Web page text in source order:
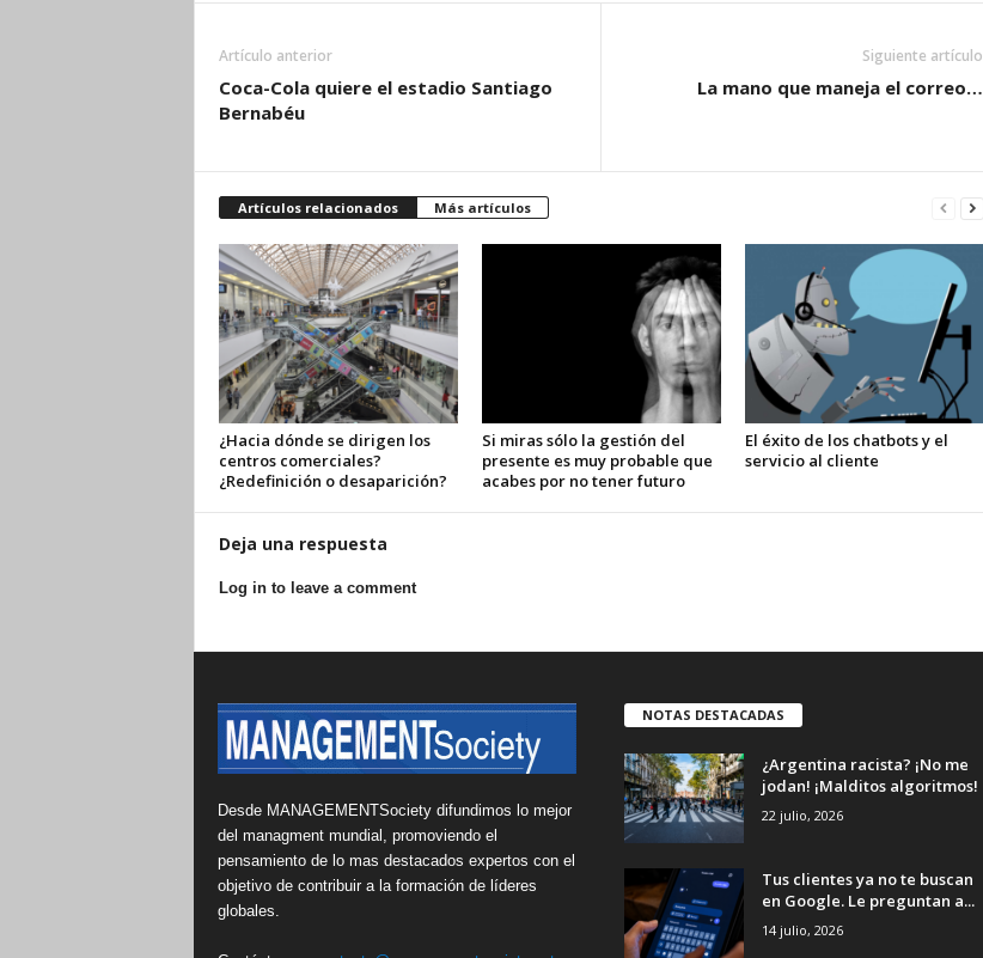
Artículo anterior
Coca-Cola quiere el estadio Santiago
Bernabéu
Siguiente artículo
La mano que maneja el correo…
Artículos relacionados Más artículos
¿Hacia dónde se dirigen los
centros comerciales?
¿Redefinición o desaparición?
Si miras sólo la gestión del
presente es muy probable que
acabes por no tener futuro
El éxito de los chatbots y el
servicio al cliente
Deja una respuesta
Log in to leave a comment
Desde MANAGEMENTSociety difundimos lo mejor
del managment mundial, promoviendo el
pensamiento de lo mas destacados expertos con el
objetivo de contribuir a la formación de líderes
globales.
NOTAS DESTACADAS
¿Argentina racista? ¡No me
jodan! ¡Malditos algoritmos!
22 julio, 2026
Tus clientes ya no te buscan
en Google. Le preguntan a...
14 julio, 2026